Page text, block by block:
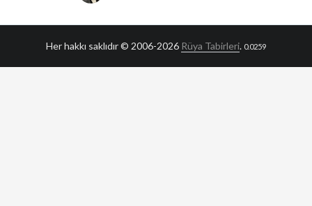
Her hakkı saklıdır © 2006-2026 Rüya Tabirleri. 0.0259